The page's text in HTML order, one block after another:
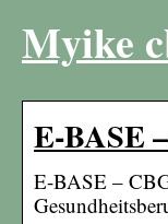
Myike
E-BASE
E-BASE –